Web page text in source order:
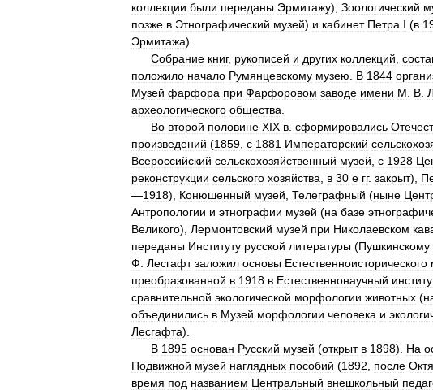
коллекции были переданы Эрмитажу), Зоологический
позже в Этнографический музей) и кабинет Петра I (в
Эрмитажа).
Собрание книг, рукописей и других коллекций
положило начало Румянцевскому музею В 1844
Музей фарфора при Фарфоровом заводе имени М В
археологического общества
Во второй половине XIX в сформировались
произведений (1859 с 1881 Императорский
Всероссийский сельскохозяйственный музей с 1928
реконструкции сельского хозяйства в 30 е гг. закрыт),
—1918), Конюшенный музей Телеграфный (ныне
Антропологии и этнографии музей (на базе
Великого), Лермонтовский музей при Николаевском
переданы Институту русской литературы (Пушкинскому
Ф Лесгафт заложил основы Естественноисторического
преобразованной в 1918 в Естественнонаучный
сравнительной экологической морфологии животных (
объединились в Музей морфологии человека и
Лесгафта).
В 1895 основан Русский музей (открыт в 1898). На
Подвижной музей наглядных пособий (1892 после
время под названием Центральный внешкольный